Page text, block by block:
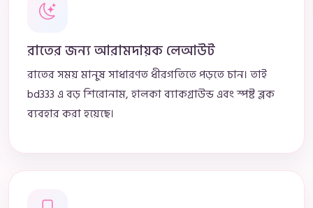
রাতের জন্য আরামদায়ক লেআউট
রাতের সময় মানুষ সাধারণত ধীরগতিতে পড়তে চান। তাই
bd333 এ বড় শিরোনাম, হালকা ব্যাকগ্রাউন্ড এবং স্পষ্ট ব্লক
ব্যবহার করা হয়েছে।